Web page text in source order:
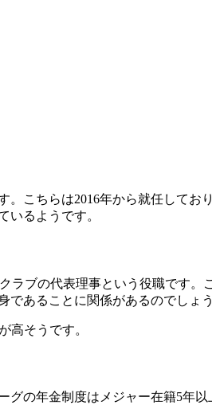
こちらは2016年から就任して
いるようです。
ブの代表理事という役職です。
あることに関係があるのでしょう
高そうです。
の年金制度はメジャー在籍5年